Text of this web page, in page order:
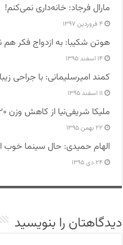
مارال فرجاد: خانه‌داری نمی‌کنم!
۴ فروردین ۱۳۹۷
هوتن شکیبا: به ازدواج فکر هم
۱۴ اسفند ۱۳۹۵
کمند امیرسلیمانی: با جراحی
۱۱ اسفند ۱۳۹۵
ملیکا شریفی‌نیا از کاهش وزن ۲۰ کیلویی اش می‌گوید
۲۲ بهمن ۱۳۹۵
الهام حمیدی: حال سینما خوب
۲۴ دی ۱۳۹۵
دیدگاهتان را بنویسید